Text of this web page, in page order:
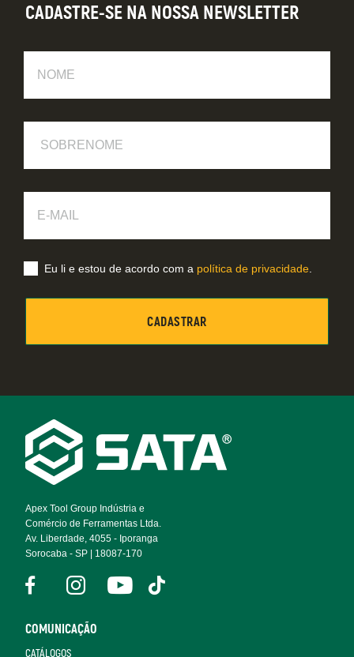
Footer
Navigation
Apex Tool Group Indústria e
Comércio de Ferramentas Ltda.
Av. Liberdade, 4055 - Iporanga
Sorocaba - SP | 18087-170
COMUNICAÇÃO
CATÁLOGOS
CADASTRE-SE NA NOSSA NEWSLETTER
Mail
Eu li e estou de acordo com a política de privacidade